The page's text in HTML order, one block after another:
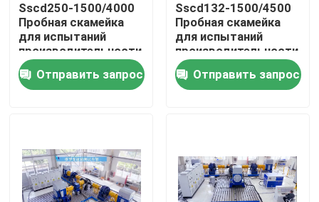
Продукты
О нас
Контроль качества
Свяжитесь с нами
Sscd250-1500/4000
Пробная скамейка
для испытаний
производительности
оси
Отправить запрос
Sscd132-1500/4500
Пробная скамейка
для испытаний
производительности
оси
Отправить запрос